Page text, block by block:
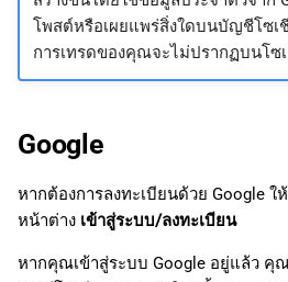
โพสต์หรือเผยแพร่สิ่งใดบนบัญชีโซ
การเทรดของคุณจะไม่ปรากฏบนโซ
Google
หากต้องการลงทะเบียนด้วย Google ใ
หน้าต่าง เข้าสู่ระบบ/ลงทะเบียน
หากคุณเข้าสู่ระบบ Google อยู่แล้ว คุ